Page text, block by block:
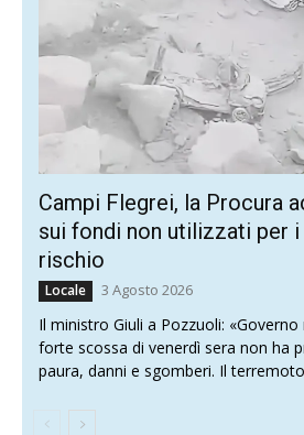
Campi Flegrei, la Procura
sui fondi non utilizzati per
rischio
Locale 3 Agosto 2026
Il ministro Giuli a Pozzuoli:
forte scossa di venerdì sera non ha
paura, danni e sgomberi. Il